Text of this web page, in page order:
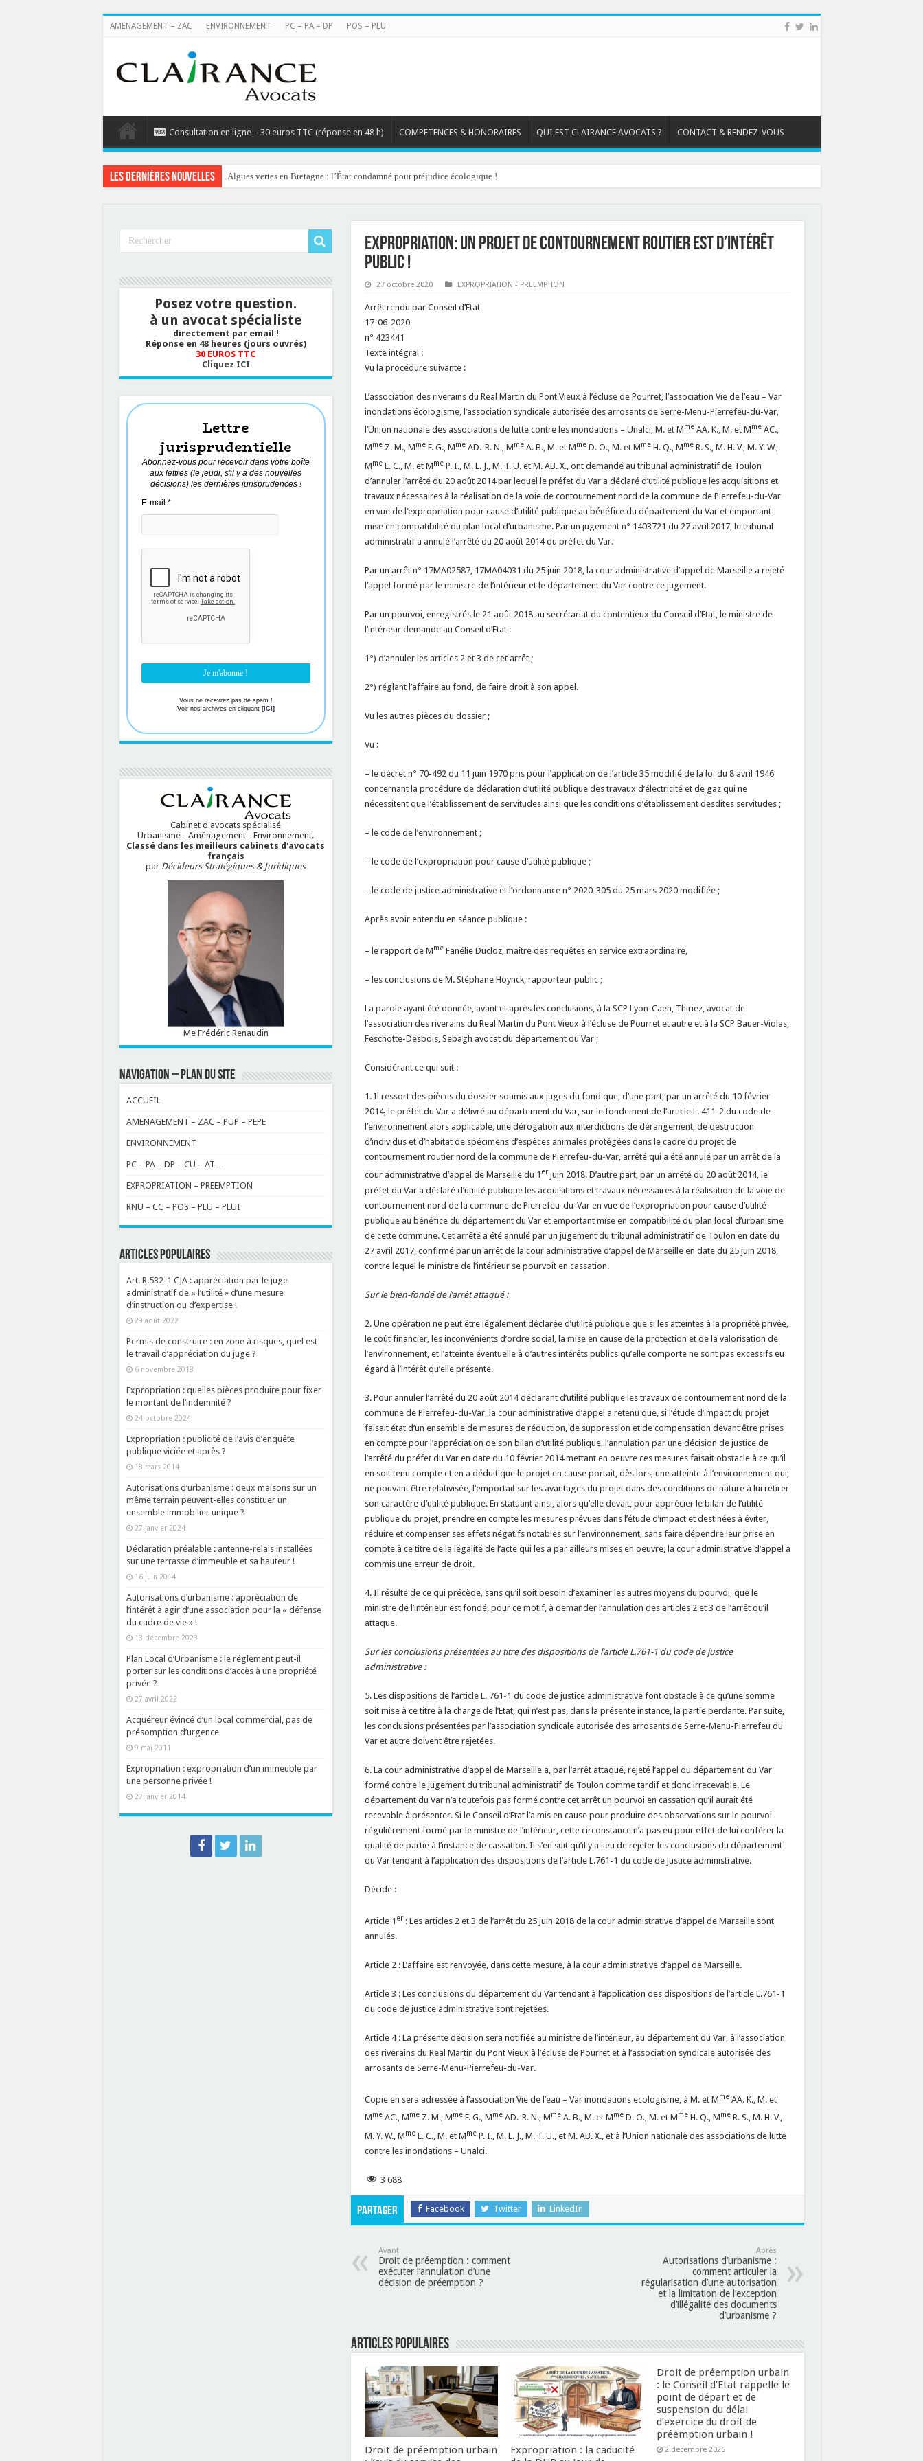
AMENAGEMENT – ZAC ENVIRONNEMENT PC – PA – DP POS – PLU
Consultation en ligne – 30 euros TTC (réponse en 48 h) COMPETENCES & HONORAIRES QUI EST CLAIRANCE AVOCATS ? CONTACT & RENDEZ-VOUS
Les dernières nouvelles Algues vertes en Bretagne : l’État condamné pour préjudice écologique !
Expropriation: un projet de contournement routier est d’intérêt
public !
27 octobre 2020 EXPROPRIATION - PREEMPTION
Arrêt rendu par Conseil d’Etat
17-06-2020
n° 423441
Texte intégral :
Vu la procédure suivante :
L’association des riverains du Real Martin du Pont Vieux à l’écluse de Pourret, l’association Vie de l’eau – Var
inondations écologisme, l’association syndicale autorisée des arrosants de Serre-Menu-Pierrefeu-du-Var,
l’Union nationale des associations de lutte contre les inondations – Unalci, M. et MmeAA. K., M. et MmeAC.,
MmeZ. M., MmeF. G., MmeAD.-R. N., MmeA. B., M. et MmeD. O., M. et MmeH. Q., MmeR. S., M. H. V., M. Y. W.,
MmeE. C., M. et MmeP. I., M. L. J., M. T. U. et M. AB. X., ont demandé au tribunal administratif de Toulon
d’annuler l’arrêté du 20 août 2014 par lequel le préfet du Var a déclaré d’utilité publique les acquisitions et
travaux nécessaires à la réalisation de la voie de contournement nord de la commune de Pierrefeu-du-Var
en vue de l’expropriation pour cause d’utilité publique au bénéfice du département du Var et emportant
mise en compatibilité du plan local d’urbanisme. Par un jugement n° 1403721 du 27 avril 2017, le tribunal
administratif a annulé l’arrêté du 20 août 2014 du préfet du Var.
Par un arrêt n° 17MA02587, 17MA04031 du 25 juin 2018, la cour administrative d’appel de Marseille a rejeté
l’appel formé par le ministre de l’intérieur et le département du Var contre ce jugement.
Par un pourvoi, enregistrés le 21 août 2018 au secrétariat du contentieux du Conseil d’Etat, le ministre de
l’intérieur demande au Conseil d’Etat :
1°) d’annuler les articles 2 et 3 de cet arrêt ;
2°) réglant l’affaire au fond, de faire droit à son appel.
Vu les autres pièces du dossier ;
Vu :
– le décret n° 70-492 du 11 juin 1970 pris pour l’application de l’article 35 modifié de la loi du 8 avril 1946
concernant la procédure de déclaration d’utilité publique des travaux d’électricité et de gaz qui ne
nécessitent que l’établissement de servitudes ainsi que les conditions d’établissement desdites servitudes ;
– le code de l’environnement ;
– le code de l’expropriation pour cause d’utilité publique ;
– le code de justice administrative et l’ordonnance n° 2020-305 du 25 mars 2020 modifiée ;
Après avoir entendu en séance publique :
– le rapport de MmeFanélie Ducloz, maître des requêtes en service extraordinaire,
– les conclusions de M. Stéphane Hoynck, rapporteur public ;
La parole ayant été donnée, avant et après les conclusions, à la SCP Lyon-Caen, Thiriez, avocat de
l’association des riverains du Real Martin du Pont Vieux à l’écluse de Pourret et autre et à la SCP Bauer-Violas,
Feschotte-Desbois, Sebagh avocat du département du Var ;
Considérant ce qui suit :
1. Il ressort des pièces du dossier soumis aux juges du fond que, d’une part, par un arrêté du 10 février
2014, le préfet du Var a délivré au département du Var, sur le fondement de l’article L. 411-2 du code de
l’environnement alors applicable, une dérogation aux interdictions de dérangement, de destruction
d’individus et d’habitat de spécimens d’espèces animales protégées dans le cadre du projet de
contournement routier nord de la commune de Pierrefeu-du-Var, arrêté qui a été annulé par un arrêt de la
cour administrative d’appel de Marseille du 1 er juin 2018. D’autre part, par un arrêté du 20 août 2014, le
préfet du Var a déclaré d’utilité publique les acquisitions et travaux nécessaires à la réalisation de la voie de
contournement nord de la commune de Pierrefeu-du-Var en vue de l’expropriation pour cause d’utilité
publique au bénéfice du département du Var et emportant mise en compatibilité du plan local d’urbanisme
de cette commune. Cet arrêté a été annulé par un jugement du tribunal administratif de Toulon en date du
27 avril 2017, confirmé par un arrêt de la cour administrative d’appel de Marseille en date du 25 juin 2018,
contre lequel le ministre de l’intérieur se pourvoit en cassation.
Sur le bien-fondé de l’arrêt attaqué :
2. Une opération ne peut être légalement déclarée d’utilité publique que si les atteintes à la propriété privée,
le coût financier, les inconvénients d’ordre social, la mise en cause de la protection et de la valorisation de
l’environnement, et l’atteinte éventuelle à d’autres intérêts publics qu’elle comporte ne sont pas excessifs eu
égard à l’intérêt qu’elle présente.
3. Pour annuler l’arrêté du 20 août 2014 déclarant d’utilité publique les travaux de contournement nord de la
commune de Pierrefeu-du-Var, la cour administrative d’appel a retenu que, si l’étude d’impact du projet
faisait état d’un ensemble de mesures de réduction, de suppression et de compensation devant être prises
en compte pour l’appréciation de son bilan d’utilité publique, l’annulation par une décision de justice de
l’arrêté du préfet du Var en date du 10 février 2014 mettant en oeuvre ces mesures faisait obstacle à ce qu’il
en soit tenu compte et en a déduit que le projet en cause portait, dès lors, une atteinte à l’environnement qui,
ne pouvant être relativisée, l’emportait sur les avantages du projet dans des conditions de nature à lui retirer
son caractère d’utilité publique. En statuant ainsi, alors qu’elle devait, pour apprécier le bilan de l’utilité
publique du projet, prendre en compte les mesures prévues dans l’étude d’impact et destinées à éviter,
réduire et compenser ses effets négatifs notables sur l’environnement, sans faire dépendre leur prise en
compte à ce titre de la légalité de l’acte qui les a par ailleurs mises en oeuvre, la cour administrative d’appel a
commis une erreur de droit.
4. Il résulte de ce qui précède, sans qu’il soit besoin d’examiner les autres moyens du pourvoi, que le
ministre de l’intérieur est fondé, pour ce motif, à demander l’annulation des articles 2 et 3 de l’arrêt qu’il
attaque.
Sur les conclusions présentées au titre des dispositions de l’article L.761-1 du code de justice
administrative :
5. Les dispositions de l’article L. 761-1 du code de justice administrative font obstacle à ce qu’une somme
soit mise à ce titre à la charge de l’Etat, qui n’est pas, dans la présente instance, la partie perdante. Par suite,
les conclusions présentées par l’association syndicale autorisée des arrosants de Serre-Menu-Pierrefeu du
Var et autre doivent être rejetées.
6. La cour administrative d’appel de Marseille a, par l’arrêt attaqué, rejeté l’appel du département du Var
formé contre le jugement du tribunal administratif de Toulon comme tardif et donc irrecevable. Le
département du Var n’a toutefois pas formé contre cet arrêt un pourvoi en cassation qu’il aurait été
recevable à présenter. Si le Conseil d’Etat l’a mis en cause pour produire des observations sur le pourvoi
régulièrement formé par le ministre de l’intérieur, cette circonstance n’a pas eu pour effet de lui conférer la
qualité de partie à l’instance de cassation. Il s’en suit qu’il y a lieu de rejeter les conclusions du département
du Var tendant à l’application des dispositions de l’article L.761-1 du code de justice administrative.
Décide :
Article 1 er : Les articles 2 et 3 de l’arrêt du 25 juin 2018 de la cour administrative d’appel de Marseille sont
annulés.
Article 2 : L’affaire est renvoyée, dans cette mesure, à la cour administrative d’appel de Marseille.
Article 3 : Les conclusions du département du Var tendant à l’application des dispositions de l’article L.761-1
du code de justice administrative sont rejetées.
Article 4 : La présente décision sera notifiée au ministre de l’intérieur, au département du Var, à l’association
des riverains du Real Martin du Pont Vieux à l’écluse de Pourret et à l’association syndicale autorisée des
arrosants de Serre-Menu-Pierrefeu-du-Var.
Copie en sera adressée à l’association Vie de l’eau – Var inondations ecologisme, à M. et MmeAA. K., M. et
MmeAC., MmeZ. M., MmeF. G., MmeAD.-R. N., MmeA. B., M. et MmeD. O., M. et MmeH. Q., MmeR. S., M. H. V.,
M. Y. W., MmeE. C., M. et MmeP. I., M. L. J., M. T. U., et M. AB. X., et à l’Union nationale des associations de lutte
contre les inondations – Unalci.
3 688
Partager Facebook Twitter LinkedIn
Avant
Droit de préemption : comment
exécuter l’annulation d’une
décision de préemption ?
Après
Autorisations d’urbanisme :
comment articuler la
régularisation d’une autorisation
et la limitation de l’exception
d’illégalité des documents
d’urbanisme ?
Articles populaires
Droit de préemption urbain
Expropriation : la caducité
Droit de préemption urbain
: le Conseil d’Etat rappelle le
point de départ et de
suspension du délai
d’exercice du droit de
préemption urbain !
2 décembre 2025
Posez votre question.
à un avocat spécialiste
directement par email !
Réponse en 48 heures (jours ouvrés)
30 EUROS TTC
Cliquez ICI
Lettre
jurisprudentielle
Abonnez-vous pour recevoir dans votre boîte
aux lettres (le jeudi, s'il y a des nouvelles
décisions) les dernières jurisprudences !
E-mail *
Vous ne recevrez pas de spam !
Voir nos archives en cliquant [ICI]
Cabinet d'avocats spécialisé
Urbanisme - Aménagement - Environnement.
Classé dans les meilleurs cabinets d'avocats
français
par Décideurs Stratégiques & Juridiques
Me Frédéric Renaudin
NAVIGATION – PLAN DU SITE
ACCUEIL
AMENAGEMENT – ZAC – PUP – PEPE
ENVIRONNEMENT
PC – PA – DP – CU – AT…
EXPROPRIATION – PREEMPTION
RNU – CC – POS – PLU – PLUI
ARTICLES POPULAIRES
Art. R.532-1 CJA : appréciation par le juge
administratif de « l’utilité » d’une mesure
d’instruction ou d’expertise !
29 août 2022
Permis de construire : en zone à risques, quel est
le travail d’appréciation du juge ?
6 novembre 2018
Expropriation : quelles pièces produire pour fixer
le montant de l’indemnité ?
24 octobre 2024
Expropriation : publicité de l’avis d’enquête
publique viciée et après ?
18 mars 2014
Autorisations d’urbanisme : deux maisons sur un
même terrain peuvent-elles constituer un
ensemble immobilier unique ?
27 janvier 2024
Déclaration préalable : antenne-relais installées
sur une terrasse d’immeuble et sa hauteur !
16 juin 2014
Autorisations d’urbanisme : appréciation de
l’intérêt à agir d’une association pour la « défense
du cadre de vie » !
13 décembre 2023
Plan Local d’Urbanisme : le réglement peut-il
porter sur les conditions d’accès à une propriété
privée ?
27 avril 2022
Acquéreur évincé d’un local commercial, pas de
présomption d’urgence
9 mai 2011
Expropriation : expropriation d’un immeuble par
une personne privée !
27 janvier 2014